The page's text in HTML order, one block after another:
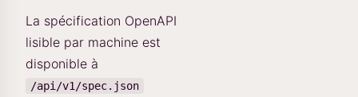
La spécification OpenAPI
lisible par machine est
disponible à
/api/v1/spec.json